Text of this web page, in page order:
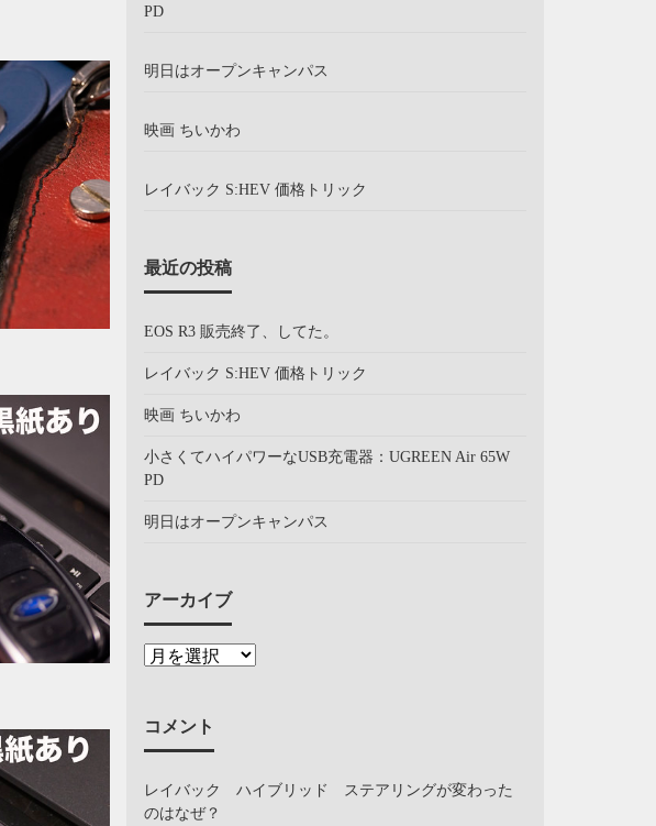
PD
明日はオープンキャンパス
映画 ちいかわ
レイバック S:HEV 価格トリック
最近の投稿
EOS R3 販売終了、してた。
レイバック S:HEV 価格トリック
映画 ちいかわ
小さくてハイパワーなUSB充電器：UGREEN Air 65W
PD
明日はオープンキャンパス
アーカイブ
コメント
レイバック ハイブリッド ステアリングが変わった
のはなぜ？